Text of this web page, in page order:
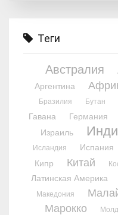
Теги
Австралия
Аргентина
Бразилия
Бутан
Гавана
Германия
Израиль
Исландия
Испания
Кипр Китай
Латинская Америка
Македония
Марокко